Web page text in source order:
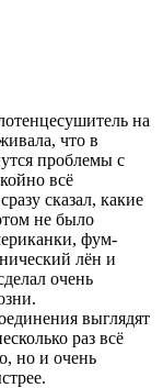
на
что в
проблемы с
всё
сказал, какие
не было
фум-
лён и
очень
выглядят
раз всё
но и очень